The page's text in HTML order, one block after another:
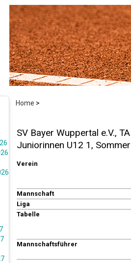
Home >
SV Bayer Wuppertal e.V.,
Juniorinnen U12 1,
Verein
Mannschaft
Liga
Tabelle
Mannschaftsführer